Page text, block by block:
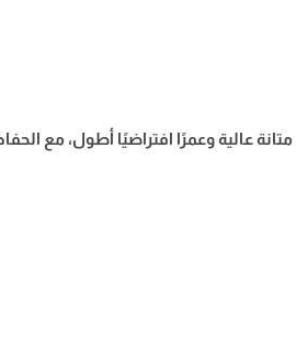
ويضمن هذا الخامة متانة عالية وعمرًا افتراضيًا أطول،